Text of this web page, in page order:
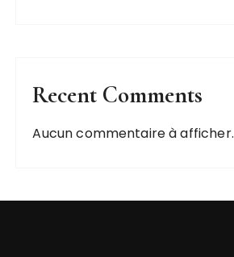
Recent Comments
Aucun commentaire à afficher.